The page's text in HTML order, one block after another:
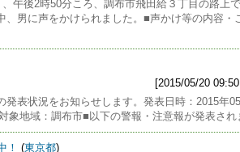
午後2時50分ころ、調布市飛田給３丁目の路上
、男に声をかけられました。■声かけ等の内容・
[2015/05/20
発表状況をお知らせします。発表日時：2015年
象地域：調布市■以下の警報・注意報が発表され
！ (東京都)